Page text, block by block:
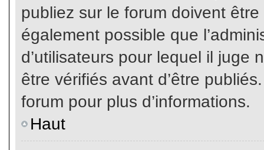
publiez sur le forum doivent
également possible que
d’utilisateurs pour lequel il juge
être vérifiés avant d’être
forum pour plus d’informations.
Haut